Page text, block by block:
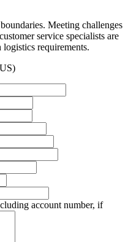
Meeting challenges
service specialists are
requirements.
account number, if